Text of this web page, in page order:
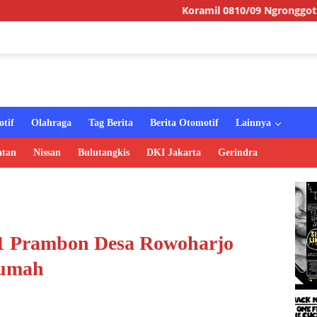
Koramil 0810/09 Ngronggot Gelar Jumat
Olahraga Tag Berita Berita Otomotif Lainnya
Nissan Bulutangkis DKI Jakarta Gerindra
Desa Rowoharjo